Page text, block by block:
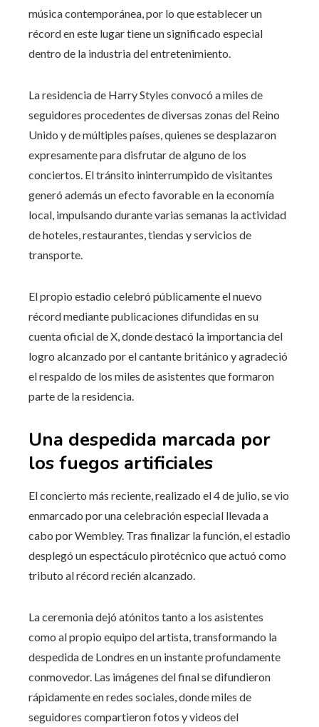
música contemporánea, por lo que establecer un
récord en este lugar tiene un significado especial
dentro de la industria del entretenimiento.
La residencia de Harry Styles convocó a miles de
seguidores procedentes de diversas zonas del Reino
Unido y de múltiples países, quienes se desplazaron
expresamente para disfrutar de alguno de los
conciertos. El tránsito ininterrumpido de visitantes
generó además un efecto favorable en la economía
local, impulsando durante varias semanas la actividad
de hoteles, restaurantes, tiendas y servicios de
transporte.
El propio estadio celebró públicamente el nuevo
récord mediante publicaciones difundidas en su
cuenta oficial de X, donde destacó la importancia del
logro alcanzado por el cantante británico y agradeció
el respaldo de los miles de asistentes que formaron
parte de la residencia.
Una despedida marcada por
los fuegos artificiales
El concierto más reciente, realizado el 4 de julio, se vio
enmarcado por una celebración especial llevada a
cabo por Wembley. Tras finalizar la función, el estadio
desplegó un espectáculo pirotécnico que actuó como
tributo al récord recién alcanzado.
La ceremonia dejó atónitos tanto a los asistentes
como al propio equipo del artista, transformando la
despedida de Londres en un instante profundamente
conmovedor. Las imágenes del final se difundieron
rápidamente en redes sociales, donde miles de
seguidores compartieron fotos y videos del